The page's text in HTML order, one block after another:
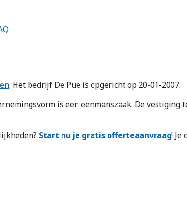
. Het bedrijf De Pue is opgericht op 20-01-2007.
is een eenmanszaak. De
Start nu je gratis offerteaanvraag! Je